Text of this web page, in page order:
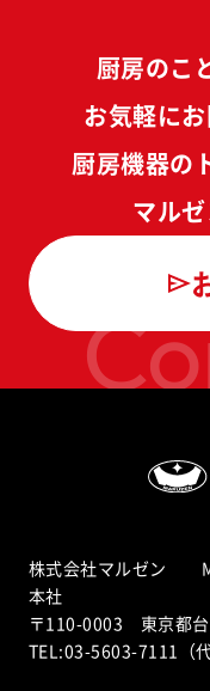
厨房のこ
お気軽にお
厨房機器の
マルゼ
株式会社マルゼン
本社
〒110-0003 東京都台
TEL:03-5603-7111（代